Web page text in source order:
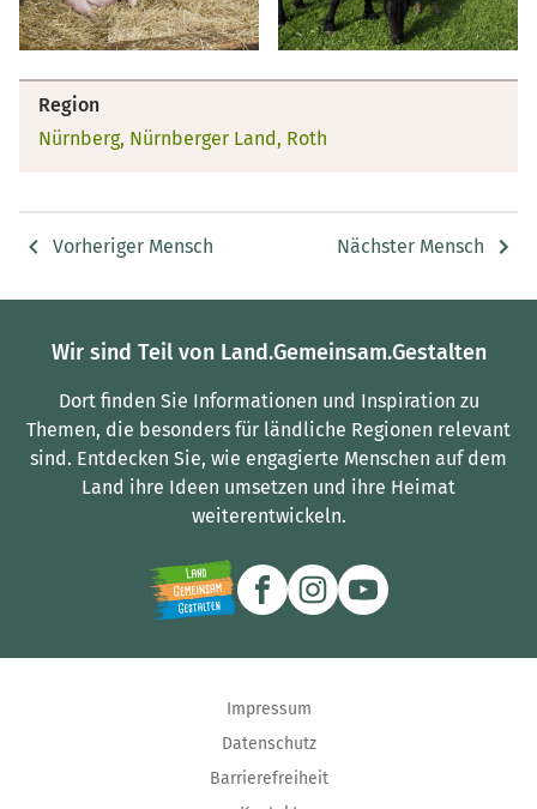
Region
Nürnberg, Nürnberger Land, Roth
Vorheriger Mensch Nächster Mensch
Wir sind Teil von Land.Gemeinsam.Gestalten
Dort finden Sie Informationen und Inspiration zu
Themen, die besonders für ländliche Regionen relevant
sind. Entdecken Sie, wie engagierte Menschen auf dem
Land ihre Ideen umsetzen und ihre Heimat
weiterentwickeln.
Impressum
Datenschutz
Barrierefreiheit